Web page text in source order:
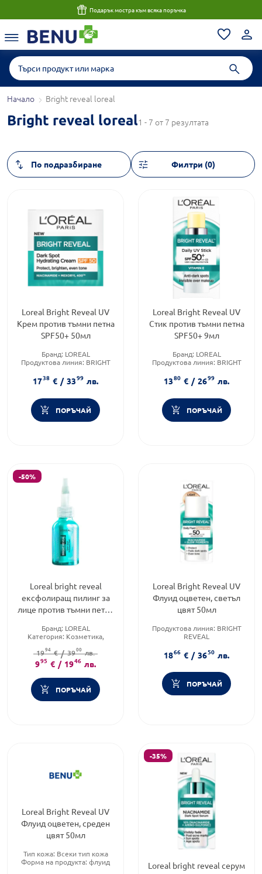
Подарък мостра към всяка поръчка
Начало Bright reveal loreal
Bright reveal loreal1 - 7 от 7 резултата
Филтри (0)
Loreal Bright Reveal UV
Крем против тъмни петна
SPF50+ 50мл
Бранд: LOREAL
Продуктова линия: BRIGHT
Форма на продукта:крем
1738 € / 3399 лв.
ПОРЪЧАЙ
Loreal Bright Reveal UV
Стик против тъмни петна
SPF50+ 9мл
Бранд: LOREAL
Продуктова линия: BRIGHT
Форма на продукта:стик
1380 € / 2699 лв.
ПОРЪЧАЙ
-50%
Loreal bright reveal
ексфолиращ пилинг за
лице против тъмни петна
31.10.2026 г.
Бранд: LOREAL
Категория: Козметика,
Тип козметика:Масова
козметика
1994€ / 3900 лв.
995 € / 1946 лв.
ПОРЪЧАЙ
Loreal Bright Reveal UV
Флуид оцветен, светъл
цвят 50мл
Продуктова линия: BRIGHT
REVEAL
Тип козметика:Масова
козметика
1866 € / 3650 лв.
ПОРЪЧАЙ
Loreal Bright Reveal UV
Флуид оцветен, среден
цвят 50мл
Тип кожа: Всеки тип кожа
Форма на продукта: флуид
-35%
Loreal bright reveal серум